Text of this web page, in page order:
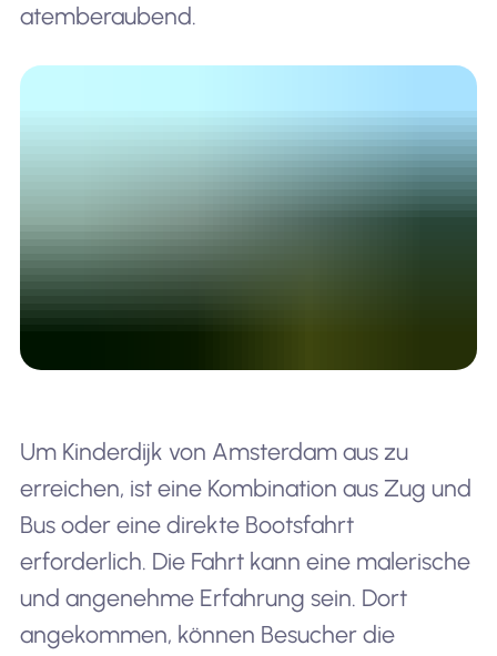
atemberaubend.
Um Kinderdijk von Amsterdam aus zu
erreichen, ist eine Kombination aus Zug und
Bus oder eine direkte Bootsfahrt
erforderlich. Die Fahrt kann eine malerische
und angenehme Erfahrung sein. Dort
angekommen, können Besucher die